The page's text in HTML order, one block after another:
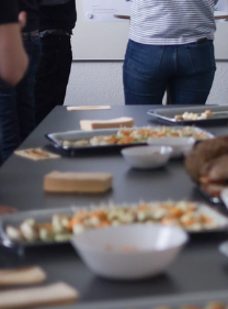
Startseite
Leistungen